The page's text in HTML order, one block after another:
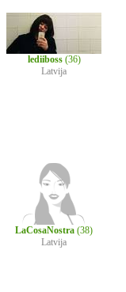
lediiboss(36)
Latvija
LaCosaNostra (38)
Latvija